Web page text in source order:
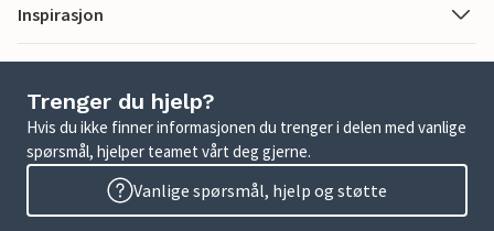
Inspirasjon
Trenger du hjelp?
Hvis du ikke finner informasjonen du trenger i delen med vanlige
spørsmål, hjelper teamet vårt deg gjerne.
Vanlige spørsmål, hjelp og støtte